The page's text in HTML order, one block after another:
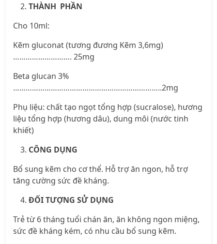
THÀNH PHẦN
Cho 10ml:
Kẽm gluconat (tương đương Kẽm 3,6mg)
………………………. 25mg
Beta glucan 3%
……………………………………………………………..2mg
Phụ liệu: chất tạo ngọt tổng hợp (sucralose), hương
liệu tổng hợp (hương dâu), dung môi (nước tinh
khiết)
CÔNG DỤNG
Bổ sung kẽm cho cơ thể. Hỗ trợ ăn ngon, hỗ trợ
tăng cường sức đề kháng.
ĐỐI TƯỢNG SỬ DỤNG
Trẻ từ 6 tháng tuổi chán ăn, ăn không ngon miệng,
sức đề kháng kém, có nhu cầu bổ sung kẽm.